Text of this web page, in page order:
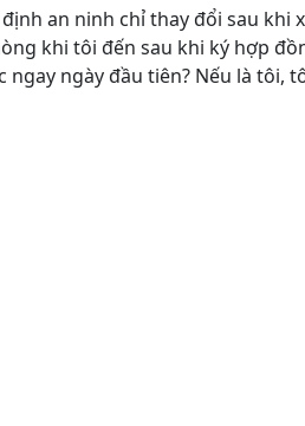
an ninh chỉ thay đổi sau
khi tôi đến sau khi ký hợp
ngày đầu tiên? Nếu là tôi,